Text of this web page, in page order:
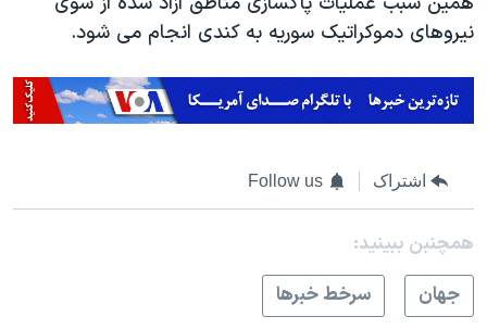
نیروهای دموکراتیک سوریه به کندی انجام می شود.
اشتراک Follow us
همچنبن ببینید:
جهان
سرخط خبرها